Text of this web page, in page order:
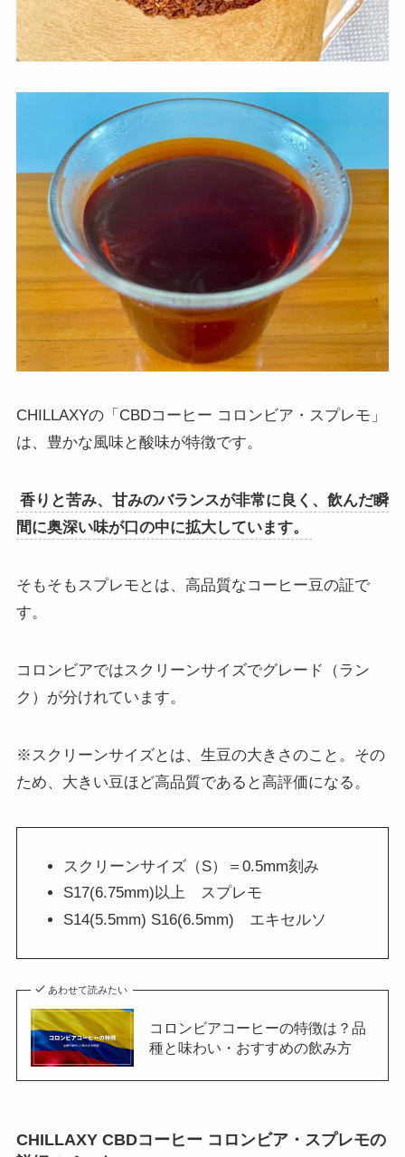
CHILLAXYの「CBDコーヒー コロンビア・スプレモ」
は、豊かな風味と酸味が特徴です。
香りと苦み、甘みのバランスが非常に良く、飲んだ瞬
間に奥深い味が口の中に拡大しています。
そもそもスプレモとは、高品質なコーヒー豆の証で
す。
コロンビアではスクリーンサイズでグレード（ラン
ク）が分けれています。
※スクリーンサイズとは、生豆の大きさのこと。その
ため、大きい豆ほど高品質であると高評価になる。
スクリーンサイズ（S）＝0.5mm刻み
S17(6.75mm)以上 スプレモ
S14(5.5mm) S16(6.5mm) エキセルソ
あわせて読みたい
コロンビアコーヒーの特徴は？品
種と味わい・おすすめの飲み方
CHILLAXY CBDコーヒー コロンビア・スプレモの